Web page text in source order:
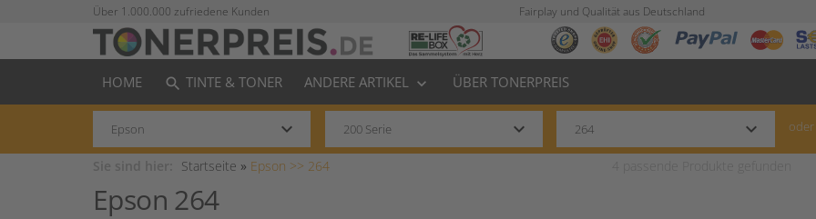
Über 1.000.000 zufriedene Kunden Fairplay und Qualität aus Deutschland
HOME search TINTE & TONER ANDERE ARTIKEL keyboard_arrow_down ÜBER TONERPREIS
keyboard_arrow_down keyboard_arrow_down keyboard_arrow_down oder
Startseite » Epson >> 264
Epson 264